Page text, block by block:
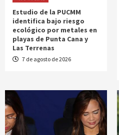
Estudio de la PUCMM
identifica bajo riesgo
ecológico por metales en
playas de Punta Cana y
Las Terrenas
7 de agosto de 2026